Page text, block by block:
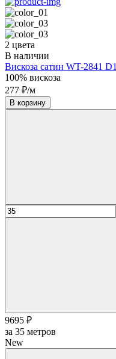
2 цвета
В наличии
Вискоза сатин WT-2841 D1
100% вискоза
277 ₽/м
В корзину
9695 ₽
за 35 метров
New